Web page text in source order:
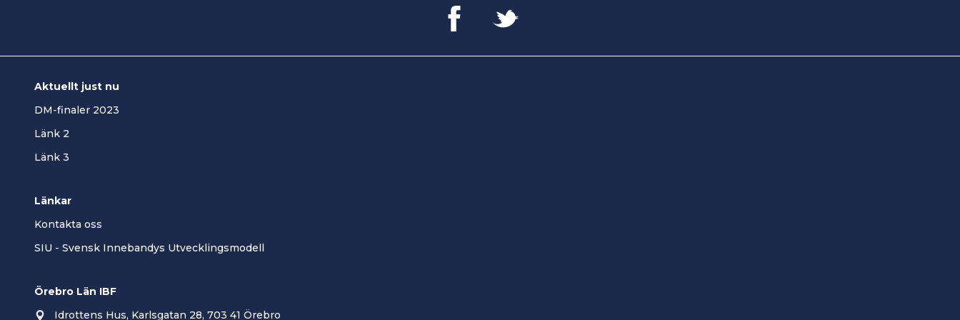
Aktuellt just nu
DM-finaler 2023
Länk 2
Länk 3
Länkar
Kontakta oss
SIU - Svensk Innebandys Utvecklingsmodell
Örebro Län IBF
Idrottens Hus, Karlsgatan 28, 703 41 Örebro